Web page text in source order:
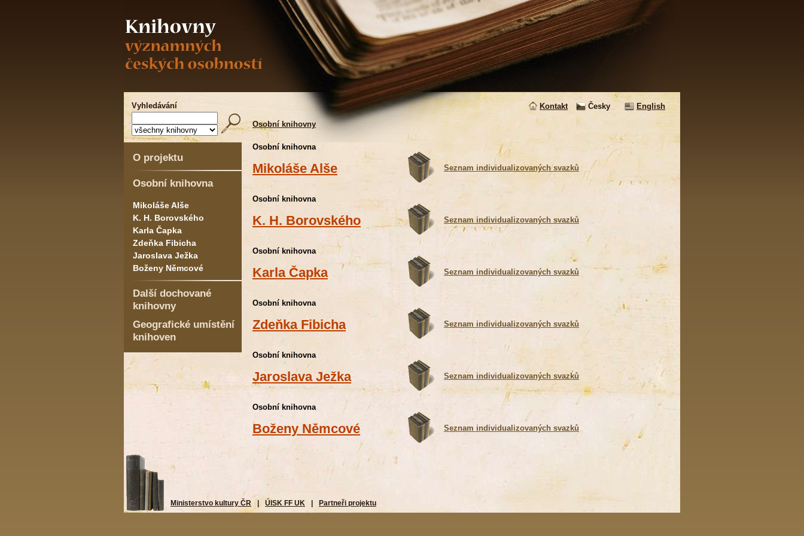
Vyhledávání Kontakt Česky
English
Osobní knihovny
O projektu
Osobní knihovna
Mikoláše Alše
K. H. Borovského
Karla Čapka
Zdeňka Fibicha
Jaroslava Ježka
Boženy Němcové
Další dochované
knihovny
Geografické umístění
knihoven
Osobní knihovna
Mikoláše Alše Seznam individualizovaných svazků
Osobní knihovna
K. H. Borovského Seznam individualizovaných svazků
Osobní knihovna
Karla Čapka Seznam individualizovaných svazků
Osobní knihovna
Zdeňka Fibicha Seznam individualizovaných svazků
Osobní knihovna
Jaroslava Ježka Seznam individualizovaných svazků
Osobní knihovna
Boženy Němcové Seznam individualizovaných svazků
Ministerstvo kultury ČR ÚISK FF UK Partneři projektu